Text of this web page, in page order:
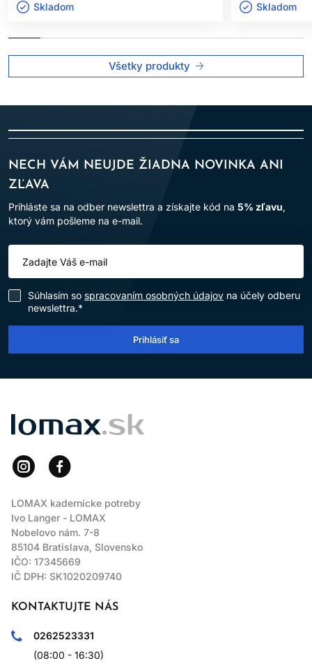
Skladom ㅤ
Skladom ㅤ
Všetky produkty
NECH VÁM NEUJDE ŽIADNA NOVINKA ANI
ZĽAVA
Prihláste sa na odber newslettra a získajte kód na 5% zľavu,
ktorý vám pošleme na e-mail.
Súhlasím so spracovaním osobných údajov na účely odberu
newslettra.*
Prihlásiť sa
LOMAX
LOMAX kadernícke potreby
Ivo Langer - LOMAX
Nobelovo nám. 7-8
85104 Bratislava, Slovensko
IČO: 17345669
IČ DPH: SK1020209740
KONTAKTUJTE NÁS
0262523331
(08:00 - 16:30)